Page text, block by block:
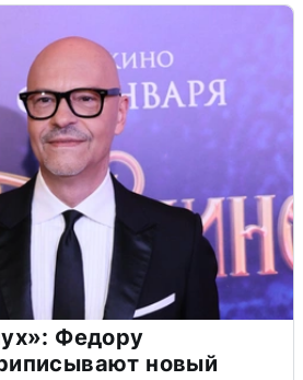
Федору
новый